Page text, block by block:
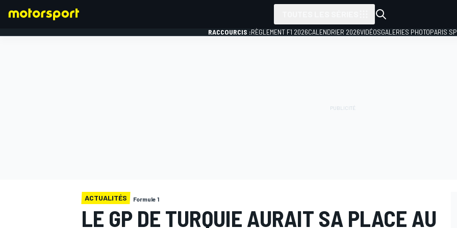
RACCOURCIS :RÈGLEMENT F1 2026CALENDRIER 2026VIDÉOSGALERIES PHOTOPARIS
ACTUALITÉS Formule 1
LE GP DE TURQUIE AURAIT SA PLACE AU